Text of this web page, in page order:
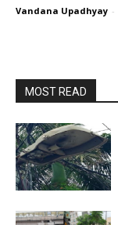
Vandana Upadhyay -
MOST READ